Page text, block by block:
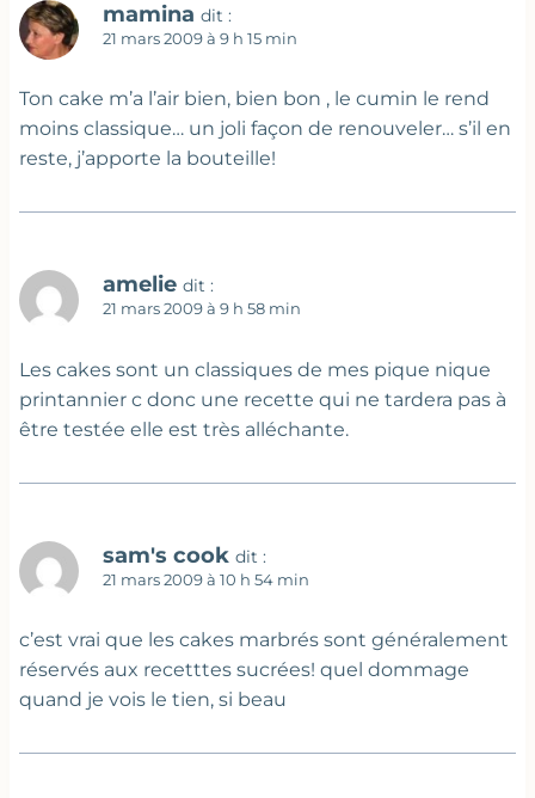
mamina dit :
21 mars 2009 à 9 h 15 min
Ton cake m’a l’air bien, bien bon , le cumin le rend
moins classique… un joli façon de renouveler… s’il en
reste, j’apporte la bouteille!
amelie dit :
21 mars 2009 à 9 h 58 min
Les cakes sont un classiques de mes pique nique
printannier c donc une recette qui ne tardera pas à
être testée elle est très alléchante.
sam's cook dit :
21 mars 2009 à 10 h 54 min
c’est vrai que les cakes marbrés sont généralement
réservés aux recetttes sucrées! quel dommage
quand je vois le tien, si beau